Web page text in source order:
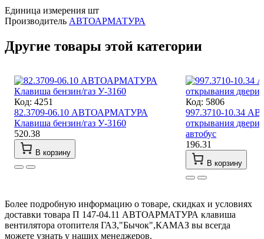
Единица измерения шт
Производитель АВТОАРМАТУРА
Другие товары этой категории
Код: 4251
82.3709-06.10 АВТОАРМАТУРА
Клавиша бензин/газ У-3160
520.38
В корзину
Код: 5806
997.3710-10.34
открывания
автобус
196.31
В корзину
Более подробную информацию о товаре, скидках и условиях
доставки товара П 147-04.11 АВТОАРМАТУРА клавиша
вентилятора отопителя ГАЗ,"Бычок",КАМАЗ вы всегда
можете узнать у наших менеджеров.